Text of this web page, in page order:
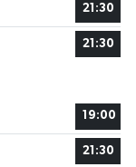
21:30
21:30
19:00
21:30